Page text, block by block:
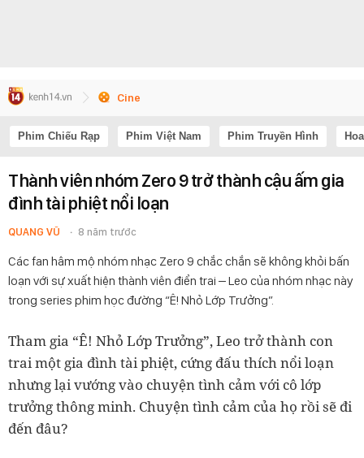
Cine
Phim Chiếu Rạp Phim Việt Nam Phim Truyền Hình
Thành viên nhóm Zero 9 trở thành cậu ấm gia
đình tài phiệt nổi loạn
QUANG VŨ 8 năm trước
Các fan hâm mộ nhóm nhạc Zero 9 chắc chắn sẽ không khỏi bấn
loạn với sự xuất hiện thành viên điển trai – Leo của nhóm nhạc này
trong series phim học đường “Ê! Nhỏ Lớp Trưởng”.
Tham gia “Ê! Nhỏ Lớp Trưởng”, Leo trở thành con
trai một gia đình tài phiệt, cứng đấu thích nổi loạn
nhưng lại vướng vào chuyện tình cảm với cô lớp
trưởng thông minh. Chuyện tình cảm của họ rồi sẽ đi
đến đâu?